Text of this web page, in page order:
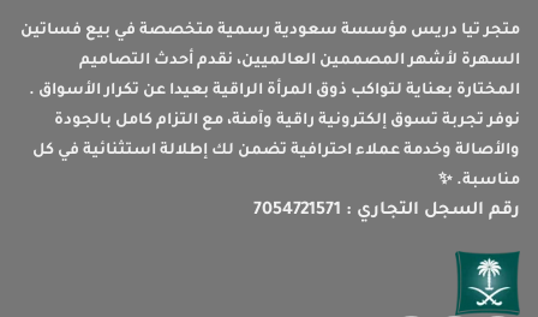
متجر تيا دريس مؤسسة سعودية رسمية متخصصة في بيع فساتين
السهرة لأشهر المصممين العالميين، نقدم أحدث التصاميم
المختارة بعناية لتواكب ذوق المرأة الراقية بعيدا عن تكرار الأسواق .
نوفر تجربة تسوق إلكترونية راقية وآمنة، مع التزام كامل بالجودة
والأصالة وخدمة عملاء احترافية تضمن لك إطلالة استثنائية في كل
مناسبة. ✨
رقم السجل التجاري : 7054721571